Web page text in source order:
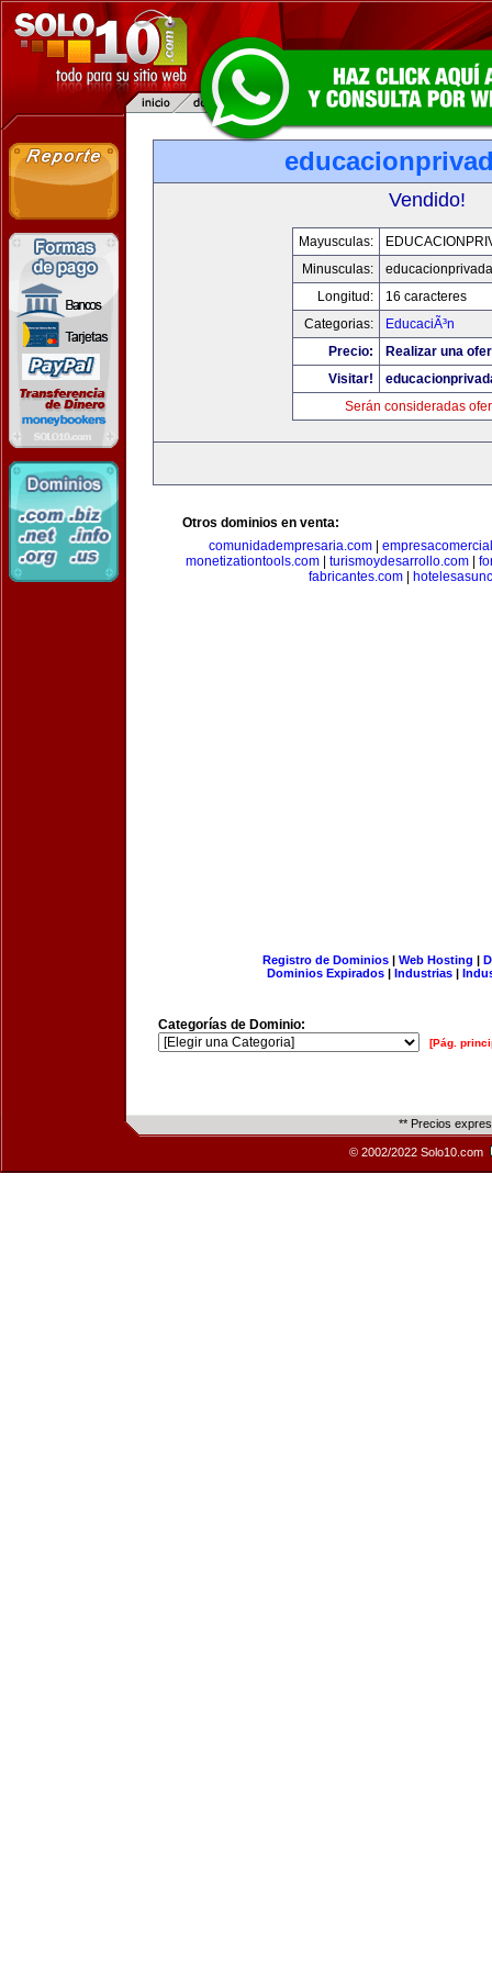
Vendido!
Mayusculas:
Minusculas:
Longitud:
16 caracteres
Categorias:
EducaciÃ³n
Precio:
Realizar una
Visitar!
Serán consideradas
Otros dominios en venta:
comunidadempresaria.com
monetizationtools.com| turismoydesarrollo.com|
fabricantes.com|
Registro de Dominios| Web Hosting |
Dominios Expirados | Industrias |
Categorías de Dominio:
[Pág.
** Precios
© 2002/2022 Solo10.com